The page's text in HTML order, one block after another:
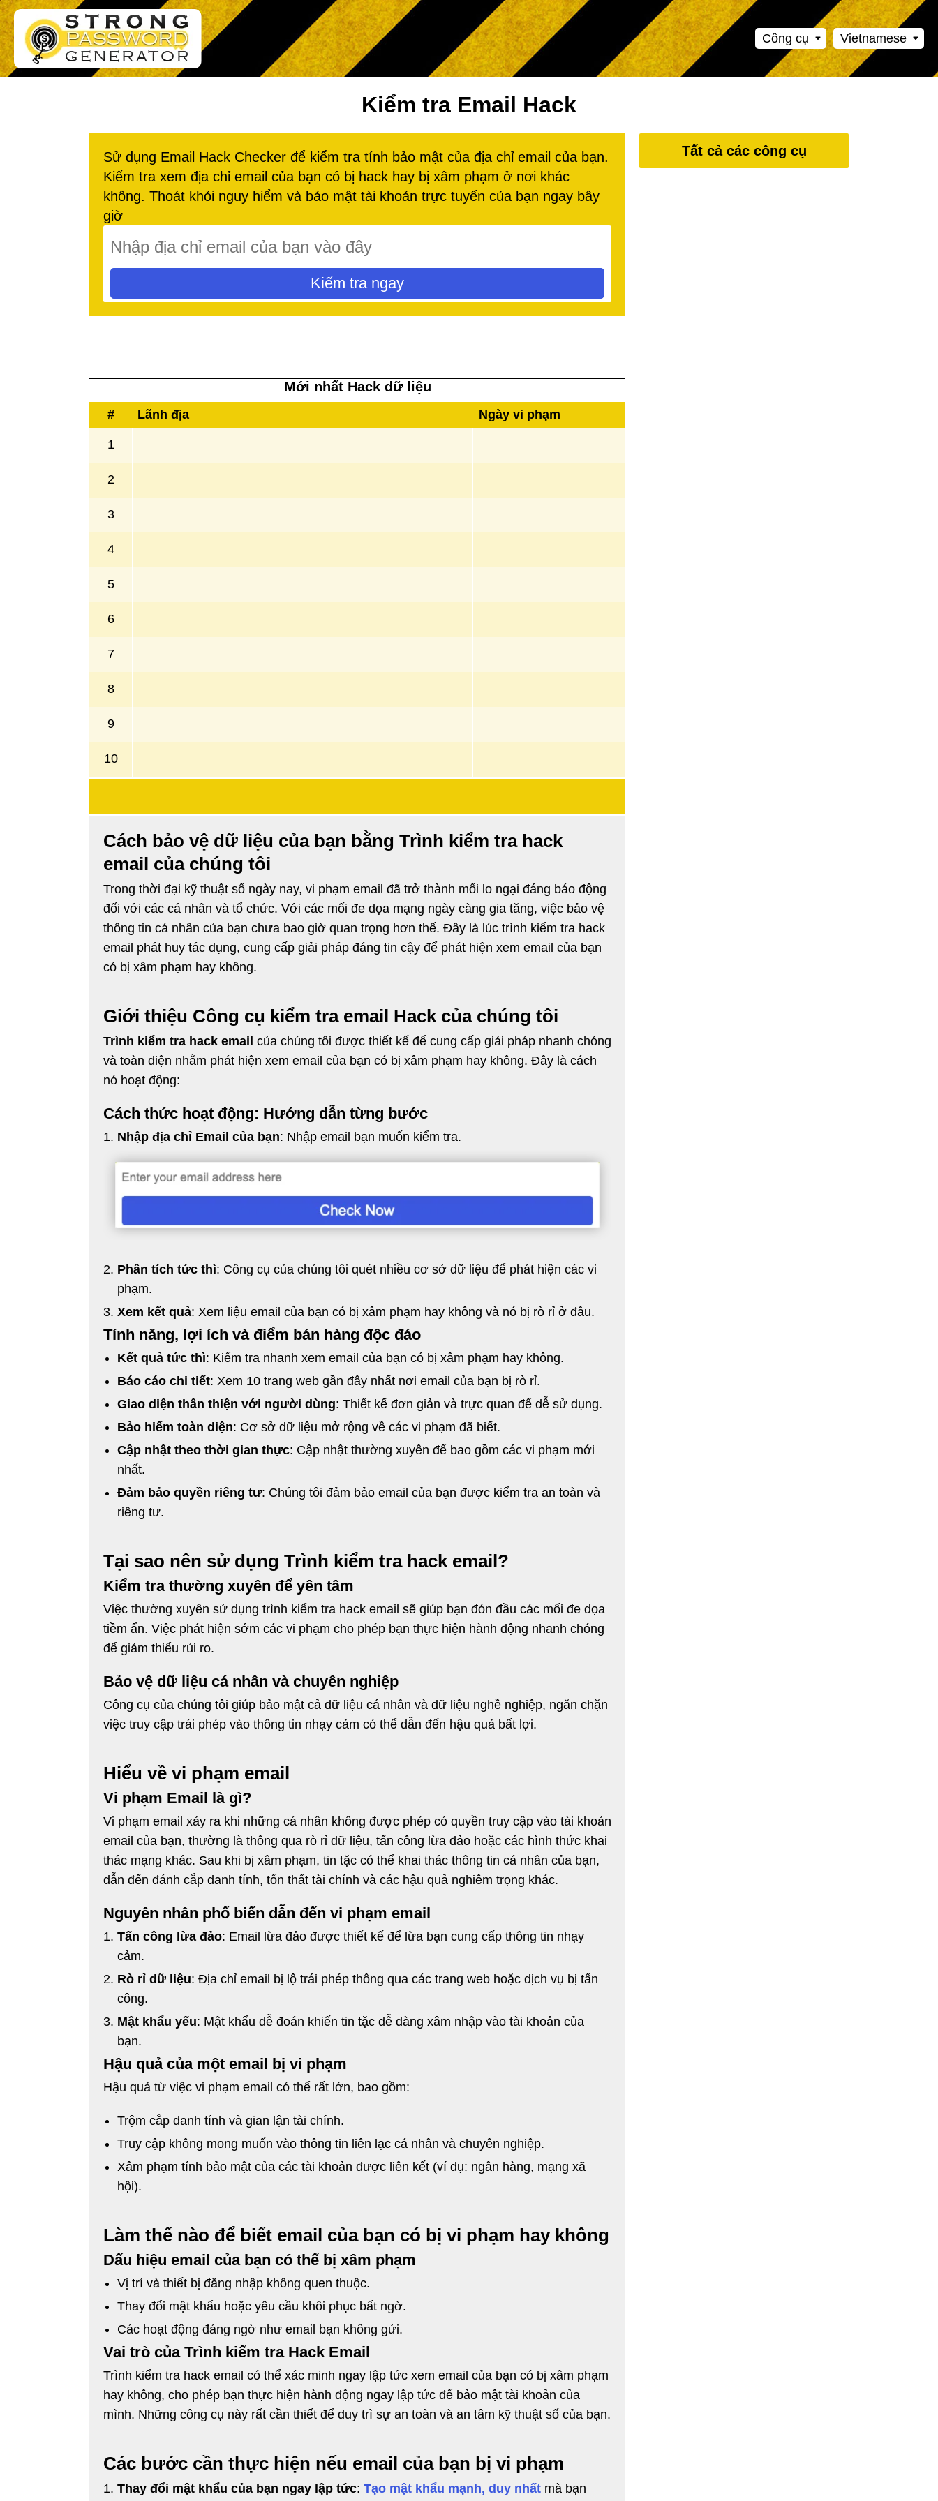
Công cụ Vietnamese
Kiểm tra Email Hack
Sử dụng Email Hack Checker để kiểm tra tính bảo mật của địa chỉ email của bạn.
Kiểm tra xem địa chỉ email của bạn có bị hack hay bị xâm phạm ở nơi khác
không. Thoát khỏi nguy hiểm và bảo mật tài khoản trực tuyến của bạn ngay bây
giờ
Kiểm tra ngay
Mới nhất Hack dữ liệu
# Lãnh địa Ngày vi phạm
1
2
3
4
5
6
7
8
9
10
Cách bảo vệ dữ liệu của bạn bằng Trình kiểm tra hack
email của chúng tôi
Trong thời đại kỹ thuật số ngày nay, vi phạm email đã trở thành mối lo ngại đáng báo động
đối với các cá nhân và tổ chức. Với các mối đe dọa mạng ngày càng gia tăng, việc bảo vệ
thông tin cá nhân của bạn chưa bao giờ quan trọng hơn thế. Đây là lúc trình kiểm tra hack
email phát huy tác dụng, cung cấp giải pháp đáng tin cậy để phát hiện xem email của bạn
có bị xâm phạm hay không.
Giới thiệu Công cụ kiểm tra email Hack của chúng tôi
Trình kiểm tra hack email của chúng tôi được thiết kế để cung cấp giải pháp nhanh chóng
và toàn diện nhằm phát hiện xem email của bạn có bị xâm phạm hay không. Đây là cách
nó hoạt động:
Cách thức hoạt động: Hướng dẫn từng bước
Nhập địa chỉ Email của bạn: Nhập email bạn muốn kiểm tra.
Phân tích tức thì: Công cụ của chúng tôi quét nhiều cơ sở dữ liệu để phát hiện các vi
phạm.
Xem kết quả: Xem liệu email của bạn có bị xâm phạm hay không và nó bị rò rỉ ở đâu.
Tính năng, lợi ích và điểm bán hàng độc đáo
Kết quả tức thì: Kiểm tra nhanh xem email của bạn có bị xâm phạm hay không.
Báo cáo chi tiết: Xem 10 trang web gần đây nhất nơi email của bạn bị rò rỉ.
Giao diện thân thiện với người dùng: Thiết kế đơn giản và trực quan để dễ sử dụng.
Bảo hiểm toàn diện: Cơ sở dữ liệu mở rộng về các vi phạm đã biết.
Cập nhật theo thời gian thực: Cập nhật thường xuyên để bao gồm các vi phạm mới
nhất.
Đảm bảo quyền riêng tư: Chúng tôi đảm bảo email của bạn được kiểm tra an toàn và
riêng tư.
Tại sao nên sử dụng Trình kiểm tra hack email?
Kiểm tra thường xuyên để yên tâm
Việc thường xuyên sử dụng trình kiểm tra hack email sẽ giúp bạn đón đầu các mối đe dọa
tiềm ẩn. Việc phát hiện sớm các vi phạm cho phép bạn thực hiện hành động nhanh chóng
để giảm thiểu rủi ro.
Bảo vệ dữ liệu cá nhân và chuyên nghiệp
Công cụ của chúng tôi giúp bảo mật cả dữ liệu cá nhân và dữ liệu nghề nghiệp, ngăn chặn
việc truy cập trái phép vào thông tin nhạy cảm có thể dẫn đến hậu quả bất lợi.
Hiểu về vi phạm email
Vi phạm Email là gì?
Vi phạm email xảy ra khi những cá nhân không được phép có quyền truy cập vào tài khoản
email của bạn, thường là thông qua rò rỉ dữ liệu, tấn công lừa đảo hoặc các hình thức khai
thác mạng khác. Sau khi bị xâm phạm, tin tặc có thể khai thác thông tin cá nhân của bạn,
dẫn đến đánh cắp danh tính, tổn thất tài chính và các hậu quả nghiêm trọng khác.
Nguyên nhân phổ biến dẫn đến vi phạm email
Tấn công lừa đảo: Email lừa đảo được thiết kế để lừa bạn cung cấp thông tin nhạy
cảm.
Rò rỉ dữ liệu: Địa chỉ email bị lộ trái phép thông qua các trang web hoặc dịch vụ bị tấn
công.
Mật khẩu yếu: Mật khẩu dễ đoán khiến tin tặc dễ dàng xâm nhập vào tài khoản của
bạn.
Hậu quả của một email bị vi phạm
Hậu quả từ việc vi phạm email có thể rất lớn, bao gồm:
Trộm cắp danh tính và gian lận tài chính.
Truy cập không mong muốn vào thông tin liên lạc cá nhân và chuyên nghiệp.
Xâm phạm tính bảo mật của các tài khoản được liên kết (ví dụ: ngân hàng, mạng xã
hội).
Làm thế nào để biết email của bạn có bị vi phạm hay không
Dấu hiệu email của bạn có thể bị xâm phạm
Vị trí và thiết bị đăng nhập không quen thuộc.
Thay đổi mật khẩu hoặc yêu cầu khôi phục bất ngờ.
Các hoạt động đáng ngờ như email bạn không gửi.
Vai trò của Trình kiểm tra Hack Email
Trình kiểm tra hack email có thể xác minh ngay lập tức xem email của bạn có bị xâm phạm
hay không, cho phép bạn thực hiện hành động ngay lập tức để bảo mật tài khoản của
mình. Những công cụ này rất cần thiết để duy trì sự an toàn và an tâm kỹ thuật số của bạn.
Các bước cần thực hiện nếu email của bạn bị vi phạm
Thay đổi mật khẩu của bạn ngay lập tức: Tạo mật khẩu mạnh, duy nhất mà bạn
Tất cả các công cụ